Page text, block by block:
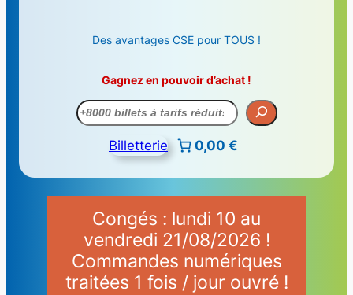
Des avantages CSE pour TOUS !
Gagnez en pouvoir d’achat !
Recherche
Billetterie 0,00 €
Congés : lundi 10 au
vendredi 21/08/2026 !
Commandes numériques
traitées 1 fois / jour ouvré !